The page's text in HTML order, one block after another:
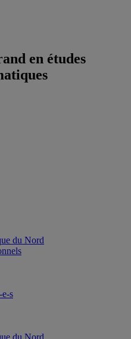
en études
du Nord
s
du Nord